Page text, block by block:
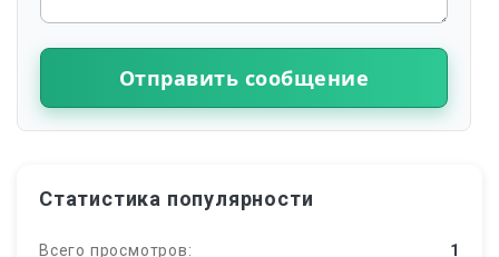
Отправить сообщение
Статистика популярности
Всего просмотров: 1